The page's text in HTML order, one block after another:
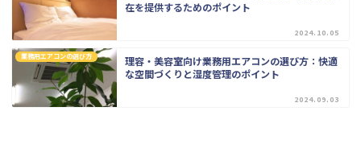
在を提供するためのポイント
2024.10.05
業務用エアコンの選び方
理容・美容室向け業務用エアコンの選び方：快適
な空間づくりと湿度管理のポイント
2024.09.03